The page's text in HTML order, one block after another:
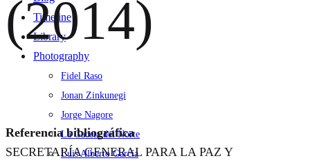
Timeline
Library
Photography
Fidel Raso
Jonan Zinkunegi
Jorge Nagore
La Gaceta del Norte
Luis Alberto García
(2014)
Referencia bibliográfica
SECRETARÍA GENERAL PARA LA PAZ Y